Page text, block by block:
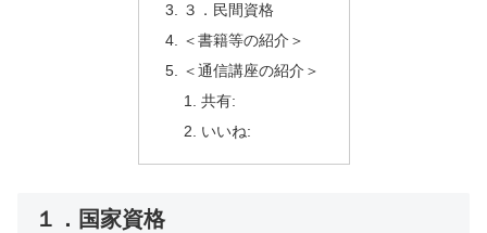
３．民間資格
＜書籍等の紹介＞
＜通信講座の紹介＞
共有:
いいね:
１．国家資格